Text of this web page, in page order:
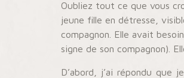
Oubliez tout ce que vous
jeune fille en détresse,
compagnon. Elle avait
signe de son compagnon).
D’abord, j’ai répondu que